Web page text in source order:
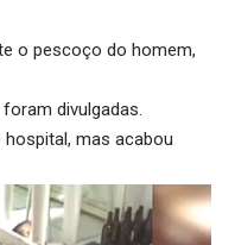
o pescoço do homem,
divulgadas.
mas acabou